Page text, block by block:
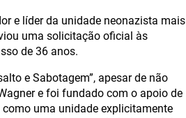
e líder da unidade neonazista mais
uma solicitação oficial às
de 36 anos.
e Sabotagem”, apesar de não
e foi fundado com o apoio de
uma unidade explicitamente